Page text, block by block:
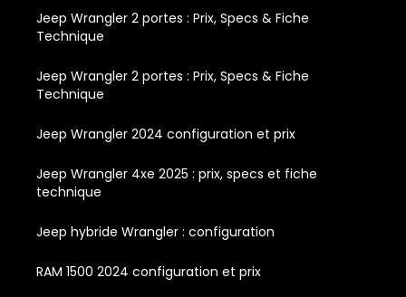
Jeep Wrangler 2 portes : Prix, Specs & Fiche
Technique
Jeep Wrangler 2 portes : Prix, Specs & Fiche
Technique
Jeep Wrangler 2024 configuration et prix
Jeep Wrangler 4xe 2025 : prix, specs et fiche
technique
Jeep hybride Wrangler : configuration
RAM 1500 2024 configuration et prix